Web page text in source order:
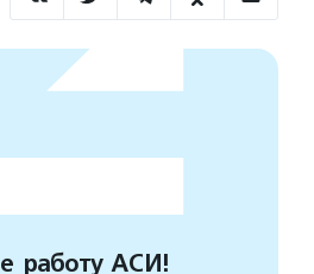
работу АСИ!